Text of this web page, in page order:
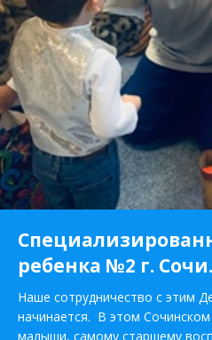
ребенка №2 г. Сочи.
Наше сотрудничество с этим
начинается. В этом
малыши, самому старшему